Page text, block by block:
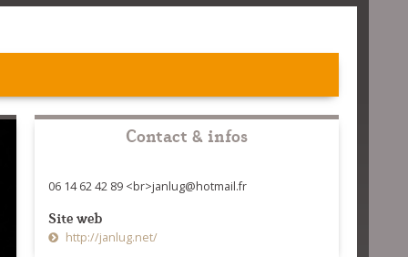
Contact & infos
06 14 62 42 89 <br>janlug@hotmail.fr
Site web
http://janlug.net/